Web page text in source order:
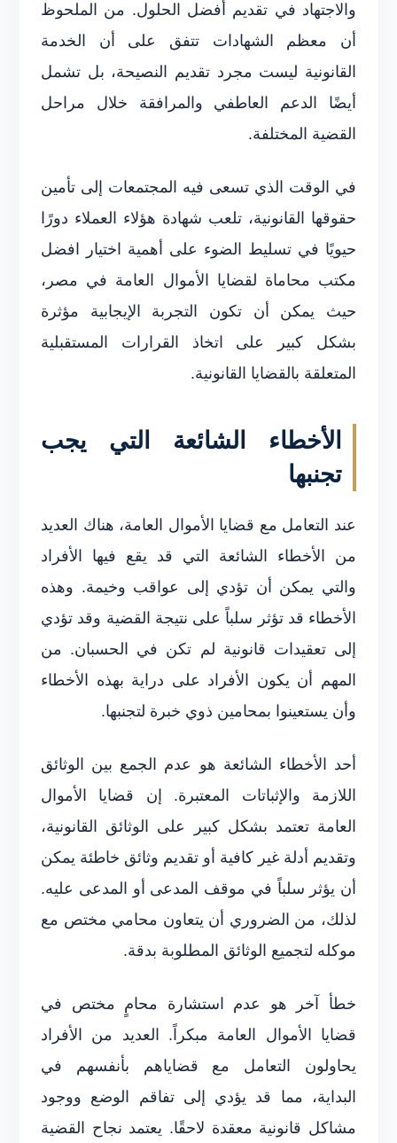
والاجتهاد في تقديم أفضل الحلول. من الملحوظ
أن معظم الشهادات تتفق على أن الخدمة
القانونية ليست مجرد تقديم النصيحة، بل تشمل
أيضًا الدعم العاطفي والمرافقة خلال مراحل
القضية المختلفة.
في الوقت الذي تسعى فيه المجتمعات إلى تأمين
حقوقها القانونية، تلعب شهادة هؤلاء العملاء دورًا
حيويًا في تسليط الضوء على أهمية اختيار افضل
مكتب محاماة لقضايا الأموال العامة في مصر،
حيث يمكن أن تكون التجربة الإيجابية مؤثرة
بشكل كبير على اتخاذ القرارات المستقبلية
المتعلقة بالقضايا القانونية.
الأخطاء الشائعة التي يجب
تجنبها
عند التعامل مع قضايا الأموال العامة، هناك العديد
من الأخطاء الشائعة التي قد يقع فيها الأفراد
والتي يمكن أن تؤدي إلى عواقب وخيمة. وهذه
الأخطاء قد تؤثر سلباً على نتيجة القضية وقد تؤدي
إلى تعقيدات قانونية لم تكن في الحسبان. من
المهم أن يكون الأفراد على دراية بهذه الأخطاء
وأن يستعينوا بمحامين ذوي خبرة لتجنبها.
أحد الأخطاء الشائعة هو عدم الجمع بين الوثائق
اللازمة والإثباتات المعتبرة. إن قضايا الأموال
العامة تعتمد بشكل كبير على الوثائق القانونية،
وتقديم أدلة غير كافية أو تقديم وثائق خاطئة يمكن
أن يؤثر سلباً في موقف المدعى أو المدعى عليه.
لذلك، من الضروري أن يتعاون محامي مختص مع
موكله لتجميع الوثائق المطلوبة بدقة.
خطأ آخر هو عدم استشارة محامٍ مختص في
قضايا الأموال العامة مبكراً. العديد من الأفراد
يحاولون التعامل مع قضاياهم بأنفسهم في
البداية، مما قد يؤدي إلى تفاقم الوضع ووجود
مشاكل قانونية معقدة لاحقًا. يعتمد نجاح القضية